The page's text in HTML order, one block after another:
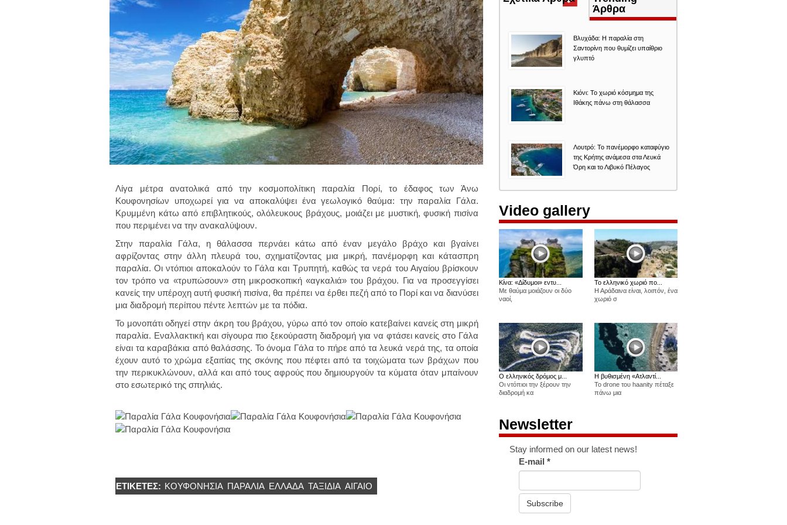
Λίγα μέτρα ανατολικά από την κοσμοπολίτικη παραλία Πορί, το έδαφος των Άνω
Κουφονησίων υποχωρεί για να αποκαλύψει ένα γεωλογικό θαύμα: την παραλία Γάλα.
Κρυμμένη κάτω από επιβλητικούς, ολόλευκους βράχους, μοιάζει με μυστική, φυσική πισίνα
που περιμένει να την ανακαλύψουν.
Στην παραλία Γάλα, η θάλασσα περνάει κάτω από έναν μεγάλο βράχο και βγαίνει
αφρίζοντας στην άλλη πλευρά του, σχηματίζοντας μια μικρή, πανέμορφη και κάτασπρη
παραλία. Οι ντόπιοι αποκαλούν το Γάλα και Τρυπητή, καθώς τα νερά του Αιγαίου βρίσκουν
τον τρόπο να «τρυπώσουν» στη μικροσκοπική «αγκαλιά» του βράχου. Για να προσεγγίσει
κανείς την υπέροχη αυτή φυσική πισίνα, θα πρέπει να έρθει πεζή από το Πορί και να διανύσει
μια διαδρομή περίπου πέντε λεπτών με τα πόδια.
Το μονοπάτι οδηγεί στην άκρη του βράχου, γύρω από τον οποίο κατεβαίνει κανείς στη μικρή
παραλία. Εναλλακτική και σίγουρα πιο ξεκούραστη διαδρομή για να φτάσει κανείς στο Γάλα
είναι τα καραβάκια από θαλάσσης. Το όνομα Γάλα το πήρε από τα λευκά νερά της, τα οποία
έχουν αυτό το χρώμα εξαιτίας της σκόνης που πέφτει από τα τοιχώματα των βράχων που
την περικυκλώνουν, αλλά και από τους αφρούς που δημιουργούν τα κύματα όταν μπαίνουν
στο εσωτερικό της σπηλιάς.
ΕΤΙΚΈΤΕΣ: ΚΟΥΦΟΝΉΣΙΑ ΠΑΡΑΛΊΑ ΕΛΛΆΔΑ ΤΑΞΙΔΙΑ ΑΙΓΑΊΟ
καρτέλα)
Άρθρα
Βλυχάδα: Η παραλία στη
Σαντορίνη που θυμίζει υπαίθριο
γλυπτό
Κιόνι: Το χωριό κόσμημα της
Ιθάκης πάνω στη θάλασσα
Λουτρό: Το πανέμορφο καταφύγιο
της Κρήτης ανάμεσα στα Λευκά
Όρη και το Λιβυκό Πέλαγος
Video gallery
Κίνα: «Δίδυμοι» εντυ...
Με θαύμα μοιάζουν οι δύο
ναοί,
Το ελληνικό χωριό πο...
Η Αράδαινα είναι, λοιπόν, ένα
χωριό σ
Ο ελληνικός δρόμος μ...
Οι ντόπιοι την ξέρουν την
διαδρομή κα
Η βυθισμένη «Ατλαντί...
Το drone του haanity πέταξε
πάνω μια
Newsletter
Stay informed on our latest news!
E-mail*
Subscribe